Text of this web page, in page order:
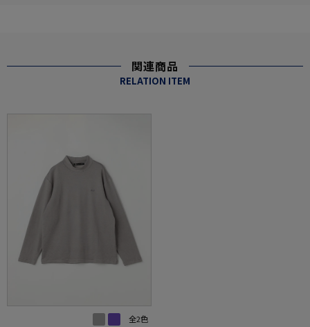
関連商品
RELATION ITEM
全2色